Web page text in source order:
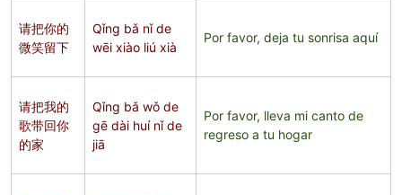
请把你的
微笑留下
Qǐng bǎ nǐ de
wēi xiào liú xià
Por favor, deja tu sonrisa aquí
请把我的
歌带回你
的家
Qǐng bǎ wǒ de
gē dài huí nǐ de
jiā
Por favor, lleva mi canto de
regreso a tu hogar